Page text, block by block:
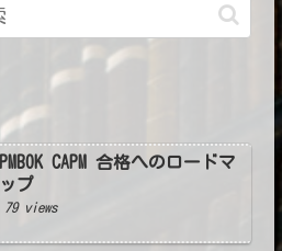
PMBOK CAPM 合格へのロードマ
ップ
79 views